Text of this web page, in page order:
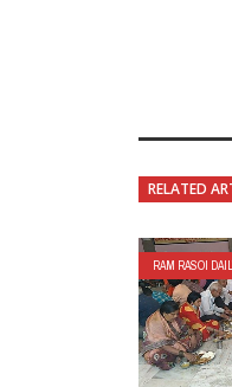
RELATED
RAM RASOI